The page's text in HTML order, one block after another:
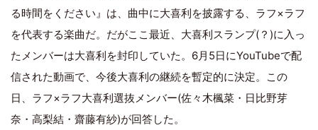
る時間をください』は、曲中に大喜利を披露する、ラフ×ラフ
を代表する楽曲だ。だがここ最近、大喜利スランプ(？)に入っ
たメンバーは大喜利を封印していた。6月5日にYouTubeで配
信された動画で、今後大喜利の継続を暫定的に決定。この
日、ラフ×ラフ大喜利選抜メンバー(佐々木楓菜・日比野芽
奈・高梨結・齋藤有紗)が回答した。